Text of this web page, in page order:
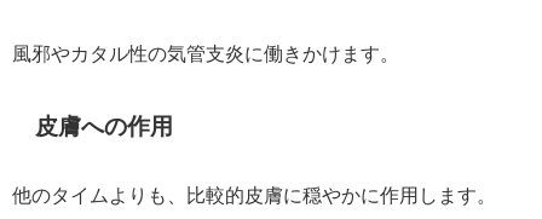
風邪やカタル性の気管支炎に働きかけます。
皮膚への作用
他のタイムよりも、比較的皮膚に穏やかに作用します。